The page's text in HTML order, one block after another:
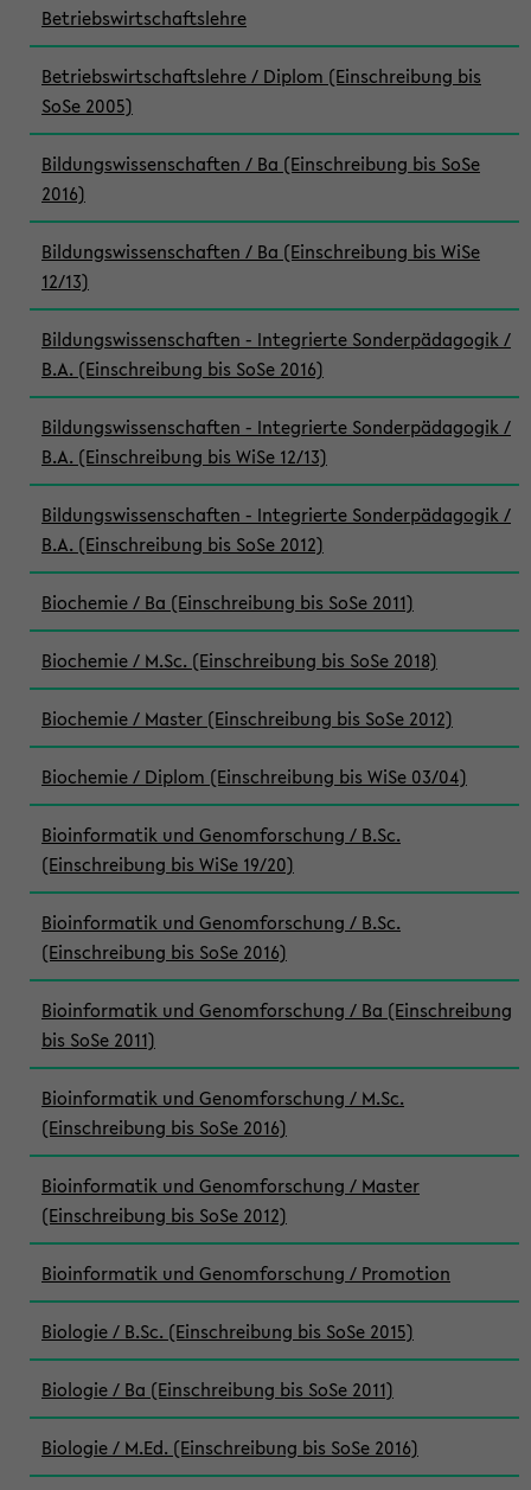
Betriebswirtschaftslehre
Betriebswirtschaftslehre / Diplom (Einschreibung bis
SoSe 2005)
Bildungswissenschaften / Ba (Einschreibung bis SoSe
2016)
Bildungswissenschaften / Ba (Einschreibung bis WiSe
12/13)
Bildungswissenschaften - Integrierte Sonderpädagogik /
B.A. (Einschreibung bis SoSe 2016)
Bildungswissenschaften - Integrierte Sonderpädagogik /
B.A. (Einschreibung bis WiSe 12/13)
Bildungswissenschaften - Integrierte Sonderpädagogik /
B.A. (Einschreibung bis SoSe 2012)
Biochemie / Ba (Einschreibung bis SoSe 2011)
Biochemie / M.Sc. (Einschreibung bis SoSe 2018)
Biochemie / Master (Einschreibung bis SoSe 2012)
Biochemie / Diplom (Einschreibung bis WiSe 03/04)
Bioinformatik und Genomforschung / B.Sc.
(Einschreibung bis WiSe 19/20)
Bioinformatik und Genomforschung / B.Sc.
(Einschreibung bis SoSe 2016)
Bioinformatik und Genomforschung / Ba (Einschreibung
bis SoSe 2011)
Bioinformatik und Genomforschung / M.Sc.
(Einschreibung bis SoSe 2016)
Bioinformatik und Genomforschung / Master
(Einschreibung bis SoSe 2012)
Bioinformatik und Genomforschung / Promotion
Biologie / B.Sc. (Einschreibung bis SoSe 2015)
Biologie / Ba (Einschreibung bis SoSe 2011)
Biologie / M.Ed. (Einschreibung bis SoSe 2016)